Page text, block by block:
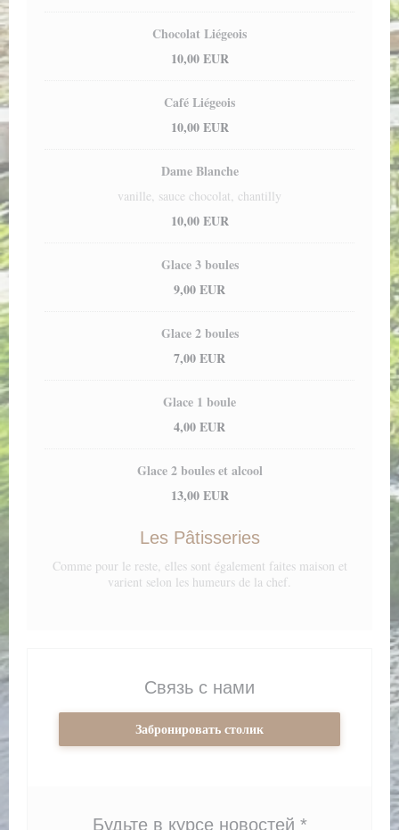
Chocolat Liégeois
10,00 EUR
Café Liégeois
10,00 EUR
Dame Blanche
vanille, sauce chocolat, chantilly
10,00 EUR
Glace 3 boules
9,00 EUR
Glace 2 boules
7,00 EUR
Glace 1 boule
4,00 EUR
Glace 2 boules et alcool
13,00 EUR
Les Pâtisseries
Comme pour le reste, elles sont également faites maison et
varient selon les humeurs de la chef.
Связь с нами
Забронировать столик
Будьте в курсе новостей *